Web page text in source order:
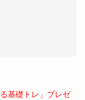
基礎トレ」プレゼ